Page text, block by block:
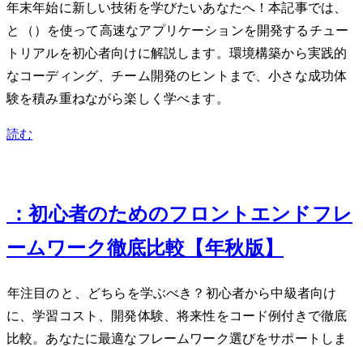
年末年始に新しい技術を学びたいあなたへ！本記事では、Rust
とWebAssembly（WASM）を使って高速なWebアプリケーションを開発するチュー
トリアルを初心者向けに解説します。環境構築から実践的
なコーディング、チーム開発のヒントまで、小さな成功体
験を積み重ねながら楽しく学べます。
読む
Svelte 5 vs React 19：初心者のためのフロントエンドフレ
ームワーク徹底比較【2024年秋版】
2024年注目のSvelte 5とReact 19、どちらを学ぶべき？初心者から中級者向け
に、学習コスト、開発体験、将来性をコード例付きで徹底
比較。あなたに最適なフレームワーク選びをサポートしま